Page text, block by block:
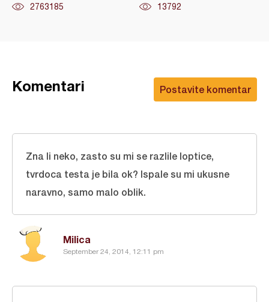
2763185 13792
Postavite komentar
Komentari
Milica
September 24, 2014, 12:11 pm
Zna li neko, zasto su mi se razlile loptice,
tvrdoca testa je bila ok? Ispale su mi ukusne
naravno, samo malo oblik.